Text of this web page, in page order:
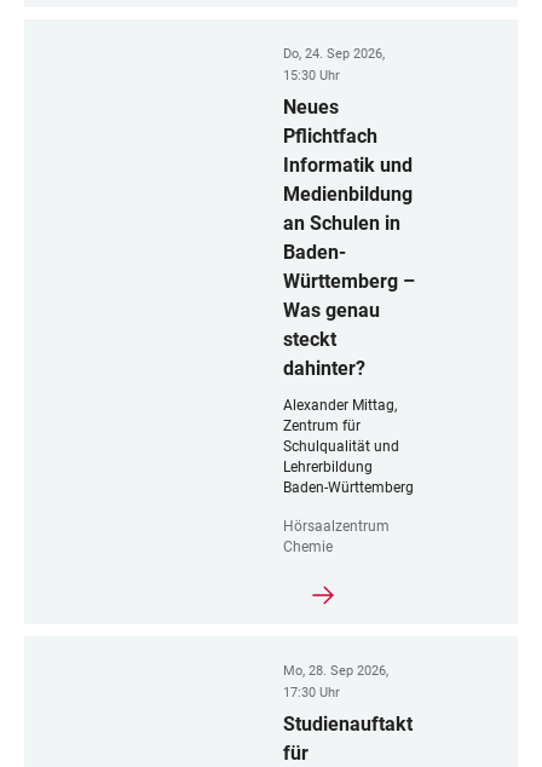
Do, 24. Sep 2026,
15:30 Uhr
Neues
Pflichtfach
Informatik und
Medienbildung
an Schulen in
Baden-
Württemberg –
Was genau
steckt
dahinter?
Alexander Mittag,
Zentrum für
Schulqualität und
Lehrerbildung
Baden-Württemberg
Hörsaalzentrum
Chemie
Mo, 28. Sep 2026,
17:30 Uhr
Studienauftakt
für